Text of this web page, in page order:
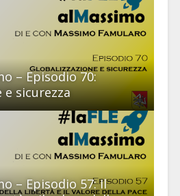
– Episodio 70:
e sicurezza
– Episodio 57: Il